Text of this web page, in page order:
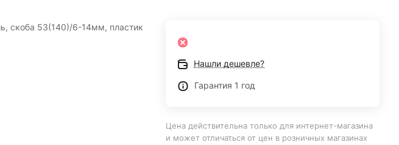
скоба 53(140)/6-14мм, пластик
Нашли дешевле?
Гарантия 1 год
Цена действительна только для интернет-магазина
и может отличаться от цен в розничных магазинах